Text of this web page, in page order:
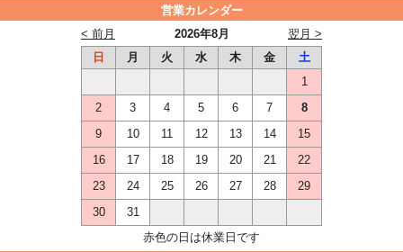
営業カレンダー
2026年8月
< 前月
翌月 >
日
月 火 水 木 金
土
1
2
3 4 5 6 7
8
9
10 11 12 13 14
15
16
17 18 19 20 21
22
23
24 25 26 27 28
29
30
31
赤色の日は休業日です